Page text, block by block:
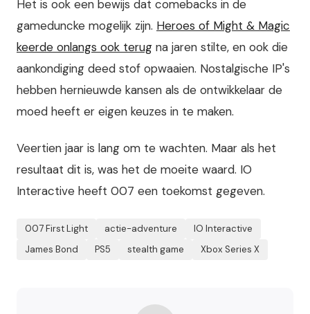
Het is ook een bewijs dat comebacks in de
gameduncke mogelijk zijn. Heroes of Might & Magic
keerde onlangs ook terug na jaren stilte, en ook die
aankondiging deed stof opwaaien. Nostalgische IP's
hebben hernieuwde kansen als de ontwikkelaar de
moed heeft er eigen keuzes in te maken.
Veertien jaar is lang om te wachten. Maar als het
resultaat dit is, was het de moeite waard. IO
Interactive heeft 007 een toekomst gegeven.
007 First Light actie-adventure
IO Interactive
James Bond
PS5 stealth game Xbox Series X